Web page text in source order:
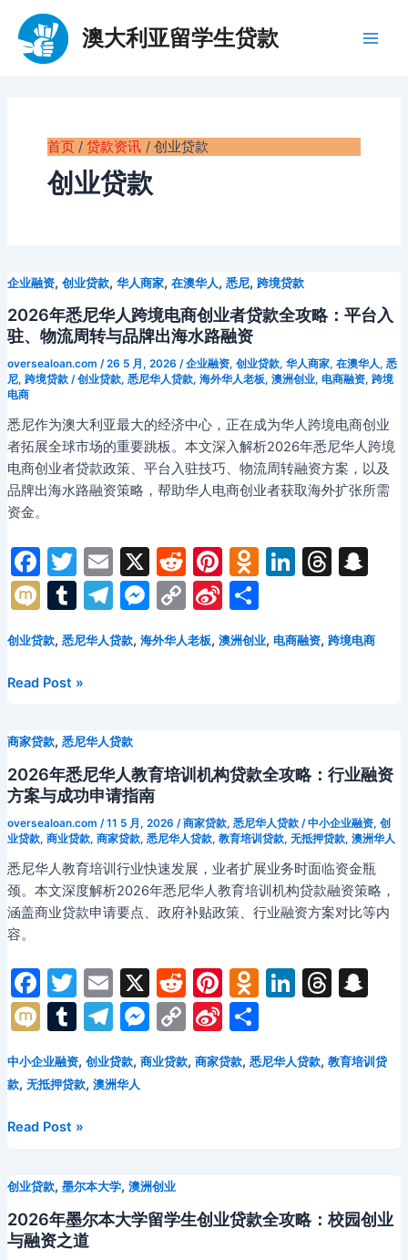
澳大利亚留学生贷款
首页 贷款资讯 创业贷款
创业贷款
企业融资, 创业贷款, 华人商家, 在澳华人 , 悉尼, 跨境贷款
2026年悉尼华人跨境电商创业者贷款全攻略：平台入
驻、物流周转与品牌出海水路融资
oversealoan.com /26 5 月, 2026 /企业融资, 创业贷款, 华人商家, 在澳华人, 悉
尼, 跨境贷款/创业贷款, 悉尼华人贷款, 海外华人老板, 澳洲创业, 电商融资, 跨境
电商
悉尼作为澳大利亚最大的经济中心，正在成为华人跨境电商创业
者拓展全球市场的重要跳板。本文深入解析2026年悉尼华人跨境
电商创业者贷款政策、平台入驻技巧、物流周转融资方案，以及
品牌出海水路融资策略，帮助华人电商创业者获取海外扩张所需
资金。
F
a
c
e
b
o
k
T
w
itt
er
E
m
ai
l
X R
e
d
di
Pi
nt
er
e
O
d
n
o
s
ni
ki
Li
e
T
a
S
p
M
i
T
m
bl
T
e
m
M
s
g
er
C
p
k
Si
a
o
分
创业贷款, 悉尼华人贷款, 海外华人老板, 澳洲创业, 电商融资, 跨境电商
2026
尼
华
人
境
商
创
业
者
贷
款
全
攻
略：
平
入
流
转
与
Read Post »
商家贷款, 悉尼华人贷款
2026年悉尼华人教育培训机构贷款全攻略：行业融资
方案与成功申请指南
oversealoan.com /11 5 月, 2026 /商家贷款, 悉尼华人贷款/中小企业融资, 创
业贷款, 商业贷款, 商家贷款, 悉尼华人贷款, 教育培训贷款, 无抵押贷款, 澳洲华人
悉尼华人教育培训行业快速发展，业者扩展业务时面临资金瓶
颈。本文深度解析2026年悉尼华人教育培训机构贷款融资策略，
涵盖商业贷款申请要点、政府补贴政策、行业融资方案对比等内
容。
F
a
c
e
b
o
k
T
w
itt
er
E
m
ai
l
X R
e
d
di
Pi
nt
er
e
O
d
n
o
ni
Li
e
T
a
S
p
M
ix
i
T
m
r
T
el
e
M
e
s
g
er
C
o
p
Si
n
a
分
享
中小企业融资, 创业贷款, 商业贷款, 商家贷款, 悉尼华人贷款, 教育培训贷
款, 无抵押贷款, 澳洲华人
2026
尼
华
人
Read Post »
创业贷款, 墨尔本大学, 澳洲创业
2026年墨尔本大学留学生创业贷款全攻略：校园创业
与融资之道